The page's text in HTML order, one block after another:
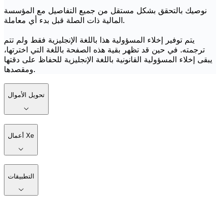
نوصيك بالتحقق بشكل مستقل من جميع التفاصيل مع المؤسسة
المالية ذات الصلة قبل بدء أي معاملة.
يتم توفير إخلاء المسؤولية هذا باللغة الإنجليزية فقط ولم تتم
ترجمته. في حين قد تظهر بقية هذه الصفحة باللغة التي اخترتها،
يبقى إخلاء المسؤولية القانونية باللغة الإنجليزية للحفاظ على دقتها
ومقصدها.
تحويل الأموال
أعمال Xe
التطبيقات